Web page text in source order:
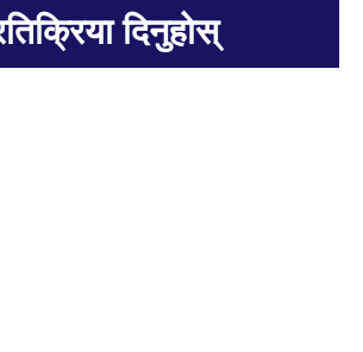
दिनुहोस्